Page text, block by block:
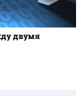
двумя